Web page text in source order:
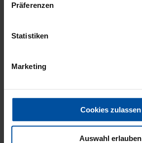
Präferenzen
Statistiken
Marketing
Cookies zulassen
Auswahl erlauben